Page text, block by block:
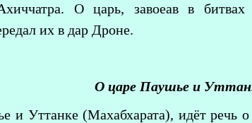
О царь, завоеав в
их в дар Дроне.
О царе Паушье и
и Уттанке (Махабхарата), идёт речь